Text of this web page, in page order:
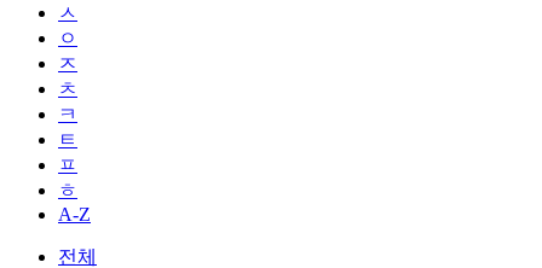
ㅅ
ㅇ
ㅈ
ㅊ
ㅋ
ㅌ
ㅍ
ㅎ
A-Z
전체